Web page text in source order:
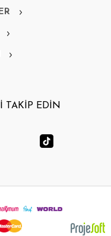
TAKİP EDİN